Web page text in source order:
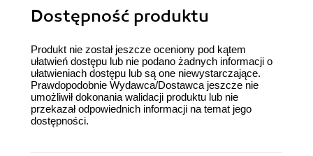
Dostępność produktu
Produkt nie został jeszcze oceniony pod kątem
ułatwień dostępu lub nie podano żadnych informacji o
ułatwieniach dostępu lub są one niewystarczające.
Prawdopodobnie Wydawca/Dostawca jeszcze nie
umożliwił dokonania walidacji produktu lub nie
przekazał odpowiednich informacji na temat jego
dostępności.